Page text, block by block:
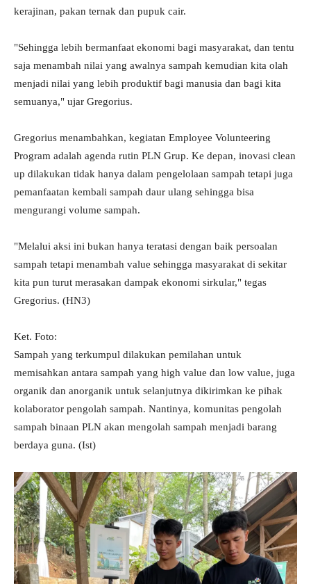
kerajinan, pakan ternak dan pupuk cair.
"Sehingga lebih bermanfaat ekonomi bagi masyarakat, dan tentu
saja menambah nilai yang awalnya sampah kemudian kita olah
menjadi nilai yang lebih produktif bagi manusia dan bagi kita
semuanya," ujar Gregorius.
Gregorius menambahkan, kegiatan Employee Volunteering
Program adalah agenda rutin PLN Grup. Ke depan, inovasi clean
up dilakukan tidak hanya dalam pengelolaan sampah tetapi juga
pemanfaatan kembali sampah daur ulang sehingga bisa
mengurangi volume sampah.
"Melalui aksi ini bukan hanya teratasi dengan baik persoalan
sampah tetapi menambah value sehingga masyarakat di sekitar
kita pun turut merasakan dampak ekonomi sirkular," tegas
Gregorius. (HN3)
Ket. Foto:
Sampah yang terkumpul dilakukan pemilahan untuk
memisahkan antara sampah yang high value dan low value, juga
organik dan anorganik untuk selanjutnya dikirimkan ke pihak
kolaborator pengolah sampah. Nantinya, komunitas pengolah
sampah binaan PLN akan mengolah sampah menjadi barang
berdaya guna. (Ist)